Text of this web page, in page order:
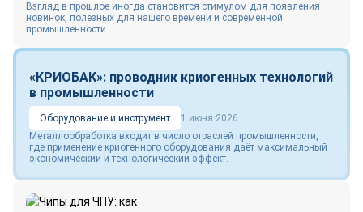
Взгляд в прошлое иногда становится стимулом для появления
новинок, полезных для нашего времени и современной
промышленности.
«КРИОБАК»: проводник криогенных технологий
в промышленности
Оборудование и инструмент
1 июня 2026
Металлообработка входит в число отраслей промышленности,
где применение криогенного оборудования даёт максимальный
экономический и технологический эффект.